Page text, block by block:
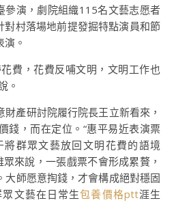
參演，劇院組織115名文藝志愿者
對村落場地前提發掘特點演員和節
。
費，花費反哺文明，文明工作也
。
產研討院履行院長王立新看來，
錢，而在定位。“惠平易近表演票
群眾文藝放回文明花費的語境
來說，一張戲票不會形成累贅，
大師愿意掏錢，才會構成絕對穩固
文藝在日常生包養價格ptt涯生